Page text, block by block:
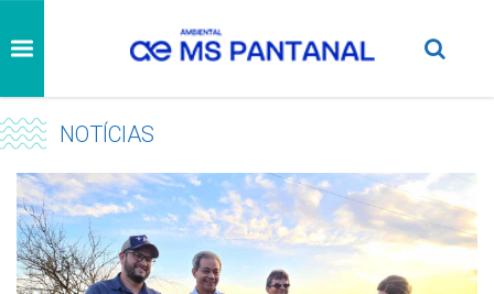
NOTÍCIAS